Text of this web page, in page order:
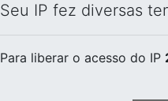
Seu IP fez diversas
Para liberar o acesso do IP